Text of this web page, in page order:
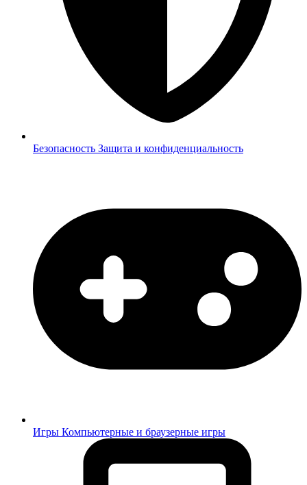
Безопасность Защита и конфиденциальность
Игры Компьютерные и браузерные игры